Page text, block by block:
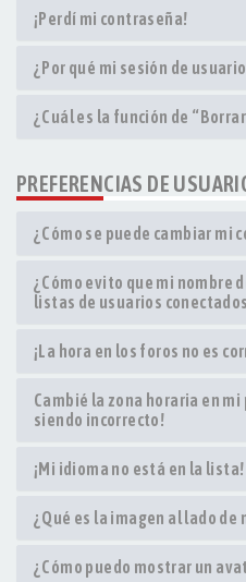
¡Perdí mi contraseña!
¿Por qué mi sesión de
¿Cuál es la función de
PREFERENCIAS DE
¿Cómo se puede cambiar mi
¿Cómo evito que mi nombre
listas de usuarios
¡La hora en los foros no es
Cambié la zona horaria en
siendo incorrecto!
¡Mi idioma no está en la lista!
¿Qué es la imagen al lado de
¿Cómo puedo mostrar un